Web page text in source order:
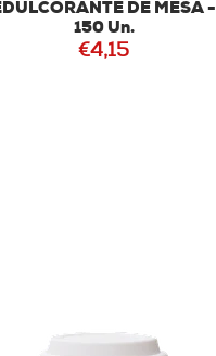
DE MESA -
150 Un.
€4,15